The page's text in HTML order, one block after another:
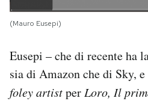
(Mauro Eusepi)
Eusepi – che di recente ha
sia di Amazon che di Sky,
foley artistper Loro, Il